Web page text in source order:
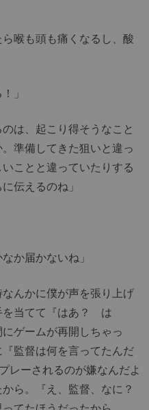
ら喉も頭も痛くなるし、酸
」
は、起こり得そうなこと
準備してきた狙いと違っ
ことと違っていたりする
伝えるのね」
か届かないね」
なんかに僕が声を張り上げ
を当てて『はあ？ は
ゲームが再開しちゃっ
監督は何を言ってたんだ
レーされるのが嫌なんだよ
ら。『え、監督、なに？